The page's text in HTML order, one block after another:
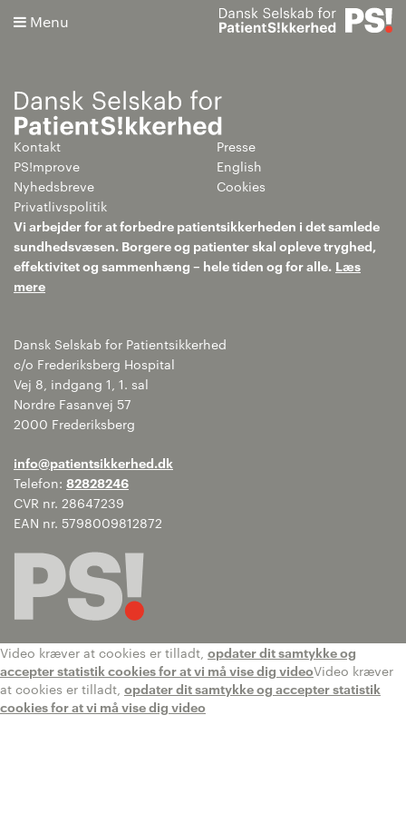
Menu
Søg
Avanceret søgning
Kontakt
Presse
PS!mprove
English
Nyhedsbreve
Cookies
Privatlivspolitik
Vi arbejder for at forbedre patientsikkerheden i det samlede
sundhedsvæsen. Borgere og patienter skal opleve tryghed,
effektivitet og sammenhæng – hele tiden og for alle. Læs
mere
Dansk Selskab for Patientsikkerhed
c/o Frederiksberg Hospital
Vej 8, indgang 1, 1. sal
Nordre Fasanvej 57
2000 Frederiksberg
info@patientsikkerhed.dk
Telefon: 82828246
CVR nr. 28647239
EAN nr. 5798009812872
Video kræver at cookies er tilladt, opdater dit samtykke og
accepter statistik cookies for at vi må vise dig videoVideo kræver
at cookies er tilladt, opdater dit samtykke og accepter statistik
cookies for at vi må vise dig video